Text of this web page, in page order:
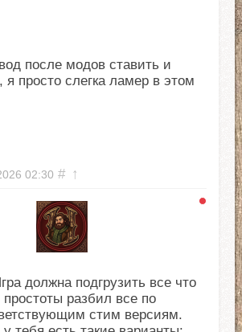
после модов ставить и
я просто слегка ламер в этом
02:30 # ↑
должна подгрузить все что
разбил все по
стим версиям.